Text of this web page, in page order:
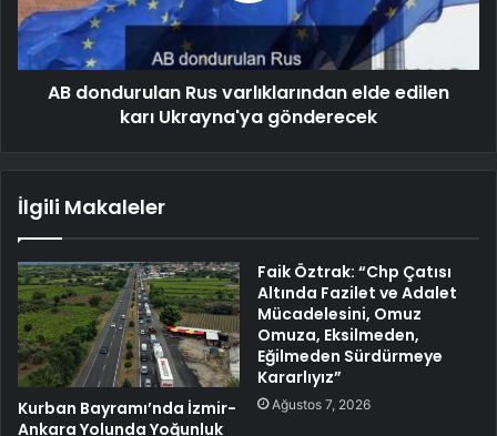
AB dondurulan Rus varlıklarından elde edilen
karı Ukrayna'ya gönderecek
İlgili Makaleler
Kurban Bayramı’nda İzmir-
Ankara Yolunda Yoğunluk
Faik Öztrak: “Chp Çatısı
Altında Fazilet ve Adalet
Mücadelesini, Omuz
Omuza, Eksilmeden,
Eğilmeden Sürdürmeye
Kararlıyız”
Ağustos 7, 2026